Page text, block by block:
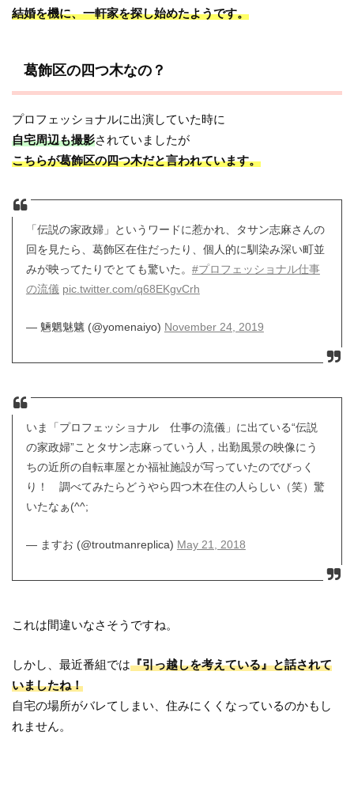
結婚を機に、一軒家を探し始めたようです。
葛飾区の四つ木なの？
プロフェッショナルに出演していた時に
自宅周辺も撮影されていましたが
こちらが葛飾区の四つ木だと言われています。
「伝説の家政婦」というワードに惹かれ、タサン志麻さんの
回を見たら、葛飾区在住だったり、個人的に馴染み深い町並
みが映ってたりでとても驚いた。 #プロフェッショナル仕事
の流儀 pic.twitter.com/q68EKgvCrh
— 魎魍魅魑 (@yomenaiyo) November 24, 2019
いま「プロフェッショナル 仕事の流儀」に出ている“伝説
の家政婦”ことタサン志麻っていう人，出勤風景の映像にう
ちの近所の自転車屋とか福祉施設が写っていたのでびっく
り！ 調べてみたらどうやら四つ木在住の人らしい（笑）驚
いたなぁ(^^;
— ますお (@troutmanreplica) May 21, 2018
これは間違いなさそうですね。
しかし、最近番組では『引っ越しを考えている』と話されて
いましたね！
自宅の場所がバレてしまい、住みにくくなっているのかもし
れません。